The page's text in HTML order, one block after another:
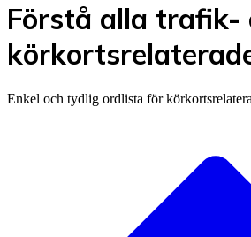
Förstå alla trafik-
Enkel och tydlig ordlista för